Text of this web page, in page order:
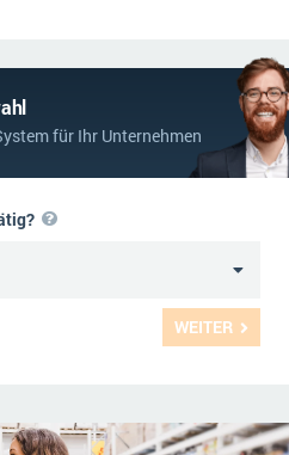
für Ihr Unternehmen
WEITER